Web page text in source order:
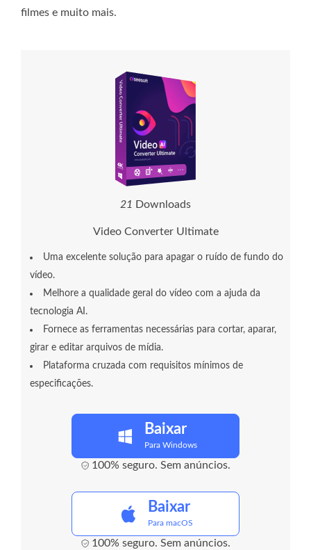
filmes e muito mais.
21 Downloads
Video Converter Ultimate
Uma excelente solução para apagar o ruído de fundo do
vídeo.
Melhore a qualidade geral do vídeo com a ajuda da
tecnologia AI.
Fornece as ferramentas necessárias para cortar, aparar,
girar e editar arquivos de mídia.
Plataforma cruzada com requisitos mínimos de
especificações.
Baixar
Para Windows
100% seguro. Sem anúncios.
Baixar
Para macOS
100% seguro. Sem anúncios.